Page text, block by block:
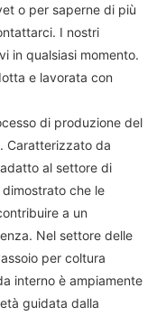
o per saperne di più
I nostri
in ​​qualsiasi momento.
e lavorata con
di produzione del
Caratterizzato da
al settore di
che le
a un
Nel settore delle
per coltura
interno è ampiamente
guidata dalla